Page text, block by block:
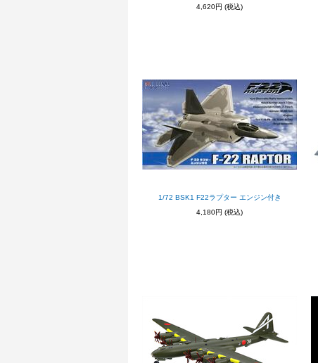
4,620円 (税込)
1/72 BSK1 F22ラプター エンジン付き
4,180円 (税込)